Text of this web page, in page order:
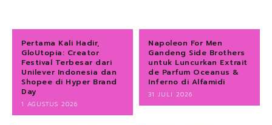
Pertama Kali Hadir,
GloUtopia: Creator
Festival Terbesar dari
Unilever Indonesia dan
Shopee di Hyper Brand
Day
1 AGUSTUS 2026
Napoleon For Men
Gandeng Side Brothers
untuk Luncurkan Extrait
de Parfum Oceanus &
Inferno di Alfamidi
31 JULI 2026